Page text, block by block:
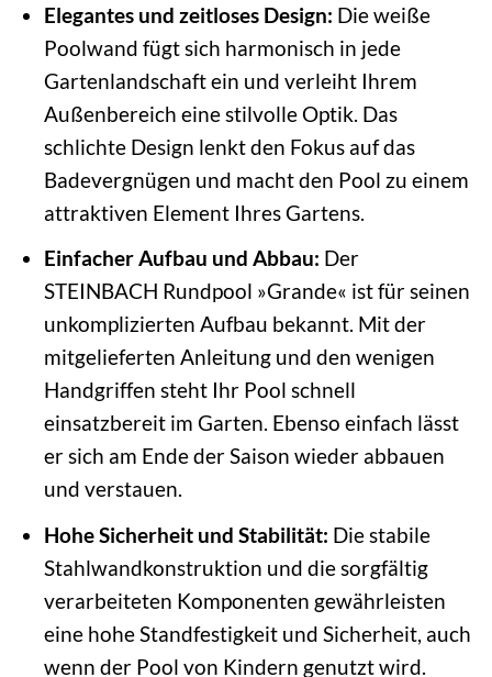
Elegantes und zeitloses Design: Die weiße
Poolwand fügt sich harmonisch in jede
Gartenlandschaft ein und verleiht Ihrem
Außenbereich eine stilvolle Optik. Das
schlichte Design lenkt den Fokus auf das
Badevergnügen und macht den Pool zu einem
attraktiven Element Ihres Gartens.
Einfacher Aufbau und Abbau: Der
STEINBACH Rundpool »Grande« ist für seinen
unkomplizierten Aufbau bekannt. Mit der
mitgelieferten Anleitung und den wenigen
Handgriffen steht Ihr Pool schnell
einsatzbereit im Garten. Ebenso einfach lässt
er sich am Ende der Saison wieder abbauen
und verstauen.
Hohe Sicherheit und Stabilität: Die stabile
Stahlwandkonstruktion und die sorgfältig
verarbeiteten Komponenten gewährleisten
eine hohe Standfestigkeit und Sicherheit, auch
wenn der Pool von Kindern genutzt wird.